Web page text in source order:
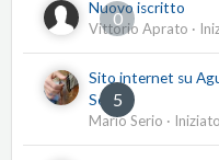
0
Nuovo iscritto
Vittorio Aprato ·
5
Sito internet su
Serio
Mario Serio · Iniziato